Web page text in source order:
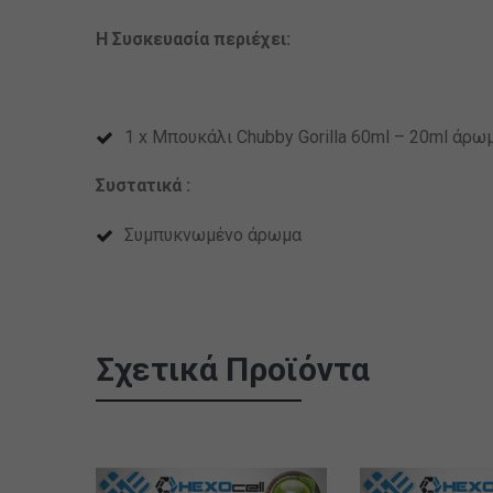
Η Συσκευασία περιέχει:
1 x Μπουκάλι Chubby Gorilla 60ml – 20ml
Συστατικά :
Συμπυκνωμένο άρωμα
Σχετικά Προϊόντα